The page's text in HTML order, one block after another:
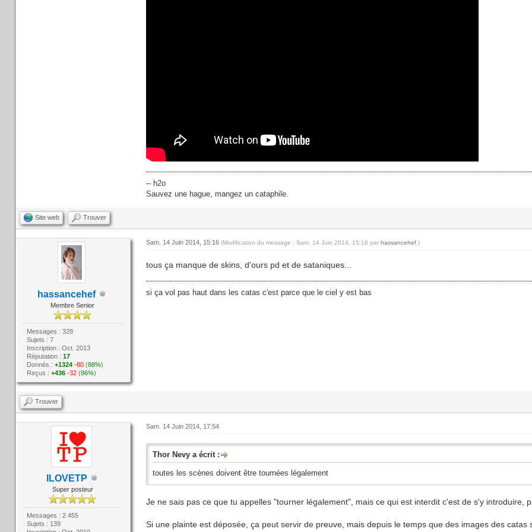
-- h2o
Sauvez une hague, mangez un cataphile.
Site web Trouver
hassancehef
Membre Senior
Messages : 328
Sujets : 7
Inscription : Oct. 2013
Réputation : 17
Donnés : +1324 -80(88%)
Reçus : +436 -32(86%)
Sam. 14 Juin 2014, 15:16 (Modification du message : Sam. 14 Juin 2014, 15:16 par hassancehef.)
tous ça manque de skins, d'ours pd et de sataniques...
si ça vol pas haut dans les catas c'est parce que le ciel y est bas
Trouver
ILOVETP
Super posteur
Messages : 2 455
Sujets : 139
Sam. 14 Juin 2014, 17:54
Thor Nevy a écrit :
toutes les scènes doivent être tournées légalement
Je ne sais pas ce que tu appelles "tourner légalement", mais ce qui est interdit c'est de s'y introduire,
Si une plainte est déposée, ça peut servir de preuve, mais depuis le temps que des images des catas